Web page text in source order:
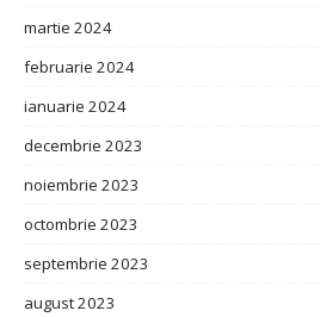
martie 2024
februarie 2024
ianuarie 2024
decembrie 2023
noiembrie 2023
octombrie 2023
septembrie 2023
august 2023